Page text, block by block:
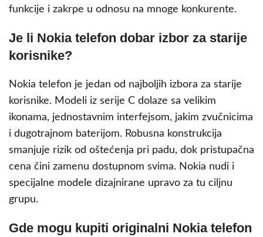
funkcije i zakrpe u odnosu na mnoge konkurente.
Je li Nokia telefon dobar izbor za starije
korisnike?
Nokia telefon je jedan od najboljih izbora za starije
korisnike. Modeli iz serije C dolaze sa velikim
ikonama, jednostavnim interfejsom, jakim zvučnicima
i dugotrajnom baterijom. Robusna konstrukcija
smanjuje rizik od oštećenja pri padu, dok pristupačna
cena čini zamenu dostupnom svima. Nokia nudi i
specijalne modele dizajnirane upravo za tu ciljnu
grupu.
Gde mogu kupiti originalni Nokia telefon